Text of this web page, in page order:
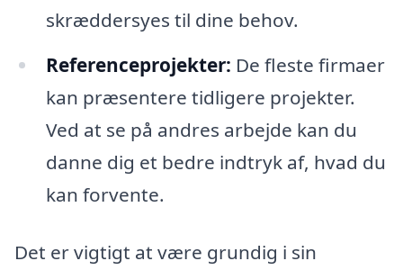
skræddersyes til dine behov.
Referenceprojekter: De fleste firmaer
kan præsentere tidligere projekter.
Ved at se på andres arbejde kan du
danne dig et bedre indtryk af, hvad du
kan forvente.
Det er vigtigt at være grundig i sin